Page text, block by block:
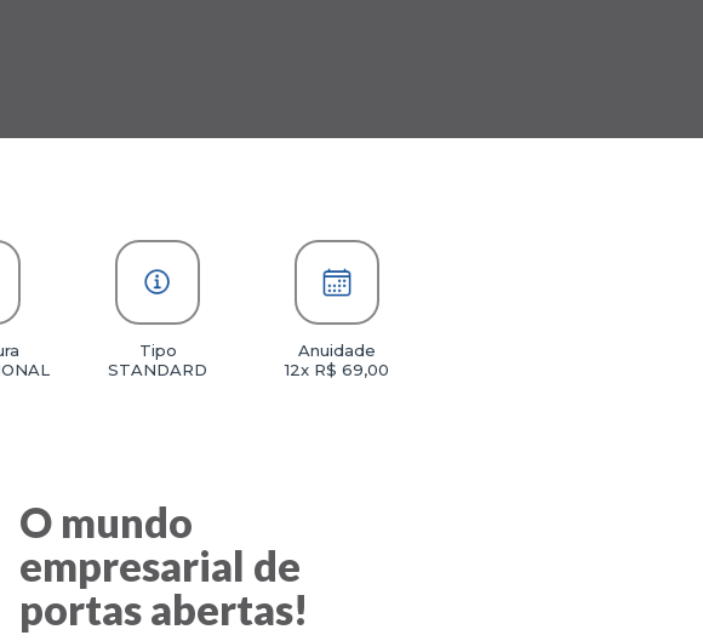
Tipo
STANDARD
Anuidade
12x R$ 69,00
O mundo
empresarial de
portas abertas!